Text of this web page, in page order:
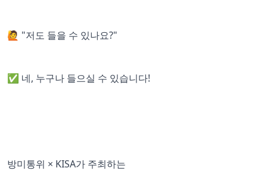
🙋 "저도 들을 수 있나요?"
✅ 네, 누구나 들으실 수 있습니다!
방미통위 × KISA가 주최하는